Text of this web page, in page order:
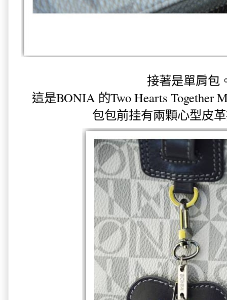
接著是單肩包
這是BONIA 的Two Hearts Together
包包前挂有兩顆心型皮